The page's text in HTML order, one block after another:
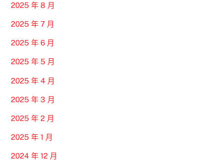
2025 年 8 月
2025 年 7 月
2025 年 6 月
2025 年 5 月
2025 年 4 月
2025 年 3 月
2025 年 2 月
2025 年 1 月
2024 年 12 月